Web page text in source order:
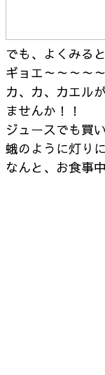
でも、よくみる
ギョエ～～～～
カ、カ、カエル
ませんか！！
ジュースでも買
蛾のように灯り
なんと、お食事